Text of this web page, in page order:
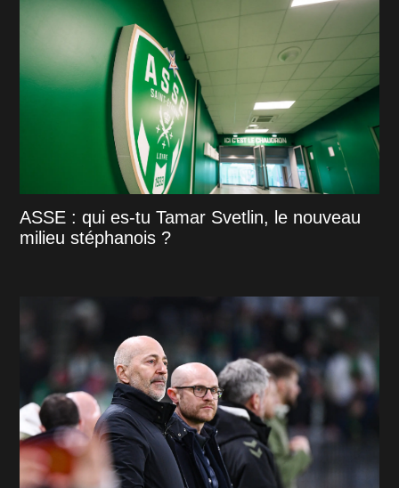
ASSE : qui es-tu Tamar Svetlin, le nouveau
milieu stéphanois ?